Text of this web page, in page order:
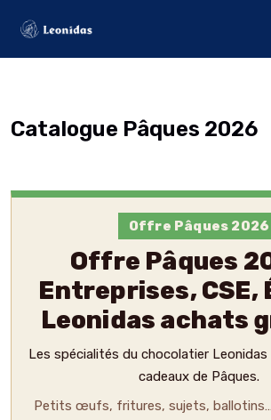
Catalogue Pâques 2026
Offre Pâques 2026
Offre Pâques
Entreprises, CSE,
Leonidas achats
Les spécialités du chocolatier Leonidas
cadeaux de Pâques.
Petits œufs, fritures, sujets, ballotins…